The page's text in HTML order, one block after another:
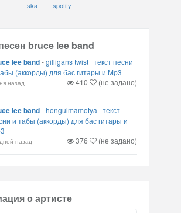
ska
spotify
bruce lee band
lee band-gilligans twist | текст песни
(аккорды) для бас гитары и Mp3
назад 410 (не задано)
lee band-hongulmamotya | текст
и табы (аккорды) для бас гитары и
назад 376 (не задано)
о артисте